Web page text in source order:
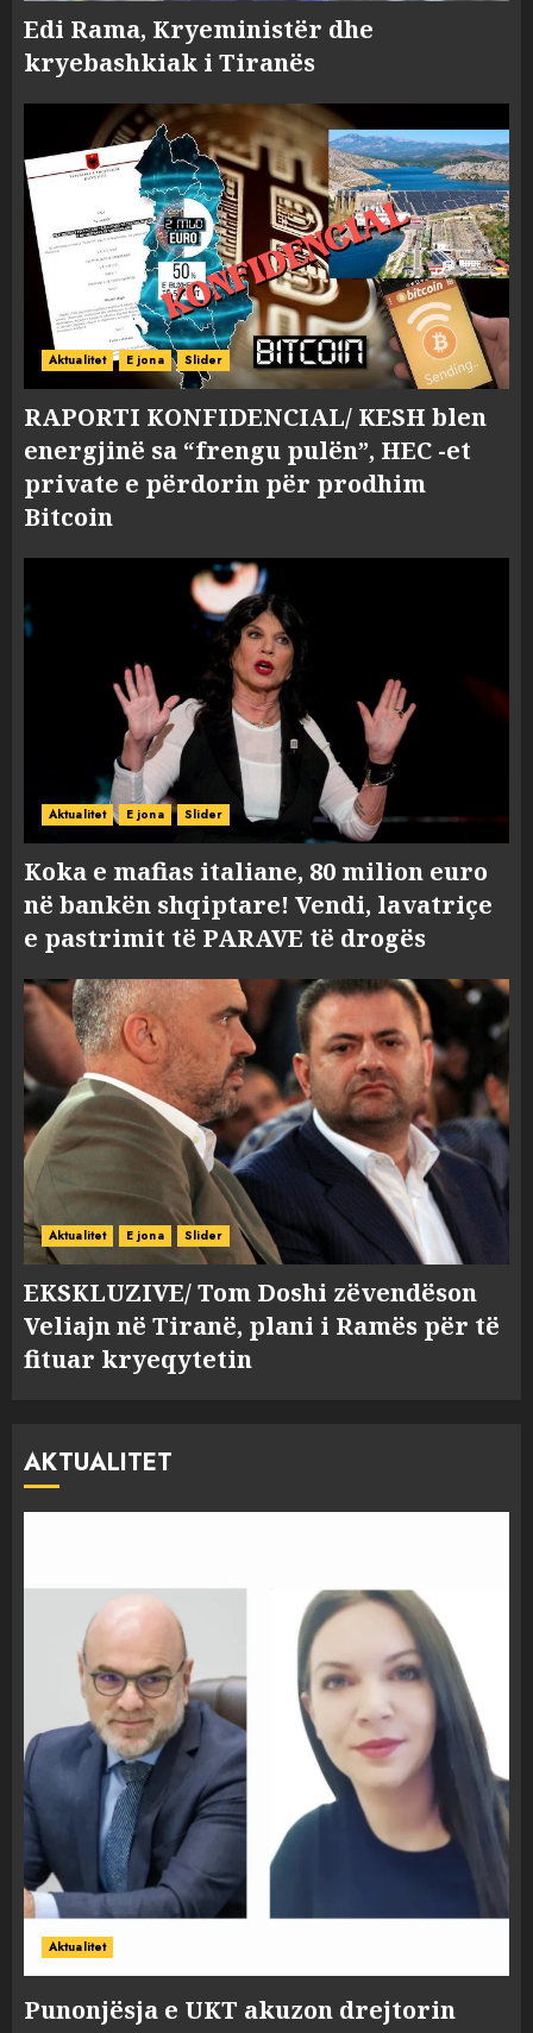
Edi Rama, Kryeministër dhe
kryebashkiak i Tiranës
Aktualitet E jona Slider
RAPORTI KONFIDENCIAL/ KESH blen
energjinë sa “frengu pulën”, HEC -et
private e përdorin për prodhim
Bitcoin
Aktualitet E jona Slider
Koka e mafias italiane, 80 milion euro
në bankën shqiptare! Vendi, lavatriçe
e pastrimit të PARAVE të drogës
Aktualitet E jona Slider
EKSKLUZIVE/ Tom Doshi zëvendëson
Veliajn në Tiranë, plani i Ramës për të
fituar kryeqytetin
AKTUALITET
Aktualitet
Punonjësja e UKT akuzon drejtorin